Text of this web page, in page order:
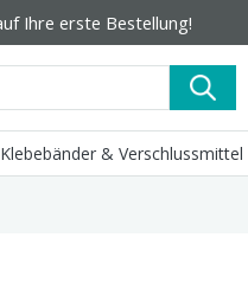
Ihre erste Bestellung!
Klebebänder & Verschlussmittel